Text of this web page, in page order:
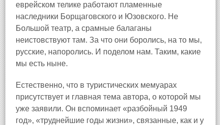
еврейском телике работают пламенные
наследники Борщаговского и Юзовского. Не
Большой театр, а срамные балаганы
неистовствуют там. За что они боролись, на то мы,
русские, напоролись. И поделом нам. Таким, какие
мы есть ныне.
Естественно, что в туристических мемуарах
присутствует и главная тема автора, о которой мы
уже заявили. Он вспоминает «разбойный 1949
год», «труднейшие годы жизни», связанные, как и у